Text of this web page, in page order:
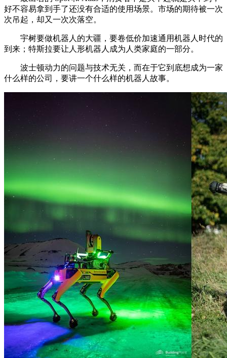
好不容易拿到手了还没有合适的使用场景。市场的期待被一次
次吊起，却又一次次落空。
宇树要做机器人的大疆，要卷低价加速通用机器人时代的
到来；特斯拉要让人形机器人成为人类家庭的一部分。
波士顿动力的问题与技术无关，而在于它到底想成为一家
什么样的公司，要讲一个什么样的机器人故事。